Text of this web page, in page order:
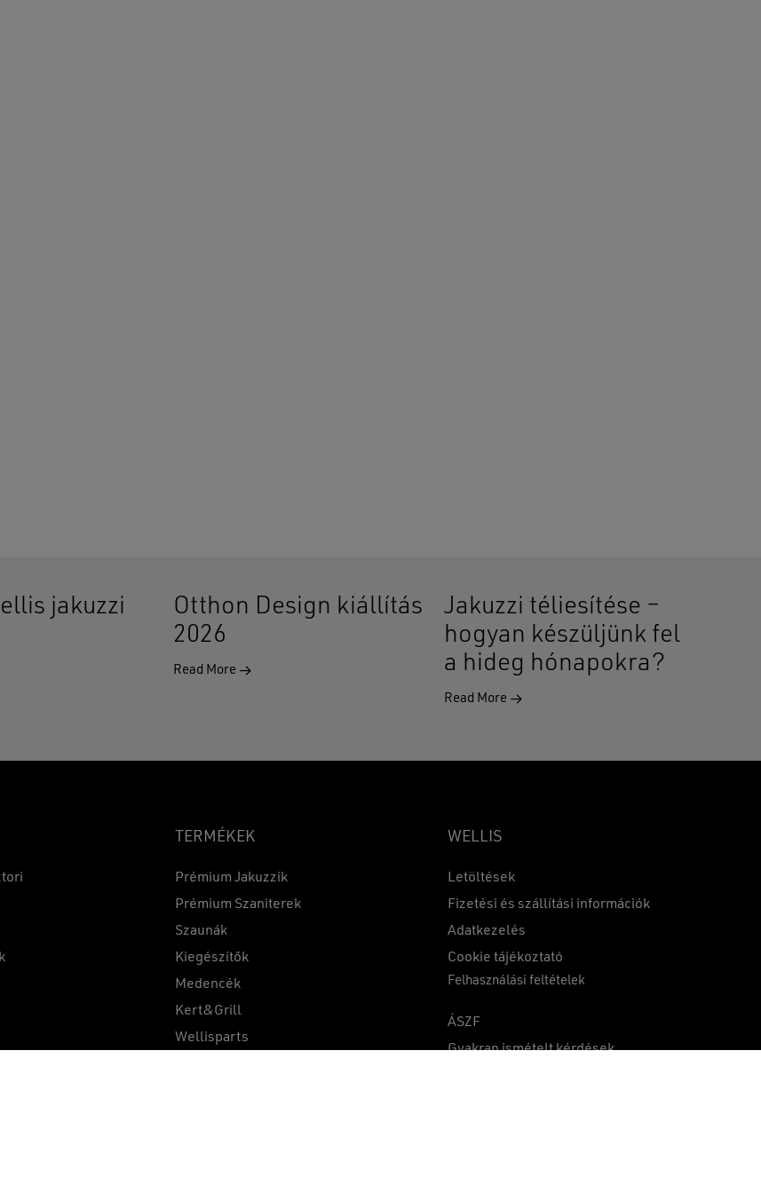
jakuzzi
Otthon Design kiállítás
2026
Read More
Jakuzzi téliesítése –
hogyan készüljünk fel
a hideg hónapokra?
Read More
TERMÉKEK
Prémium Jakuzzik
Prémium Szaniterek
Szaunák
Kiegészítők
Medencék
Kert&Grill
Wellisparts
WELLIS
Letöltések
Fizetési és szállítási információk
Adatkezelés
Cookie tájékoztató
Felhasználási feltételek
ÁSZF
Gyakran ismételt kérdések